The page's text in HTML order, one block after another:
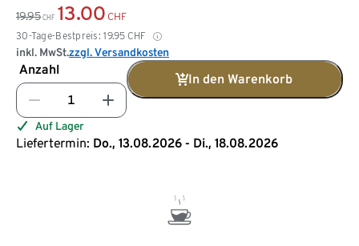
19.95 CHF 13.00 CHF
30-Tage-Bestpreis: 19.95 CHF
inkl. MwSt.zzgl. Versandkosten
Anzahl
In den Warenkorb
Auf Lager
Liefertermin: Do., 13.08.2026 - Di., 18.08.2026